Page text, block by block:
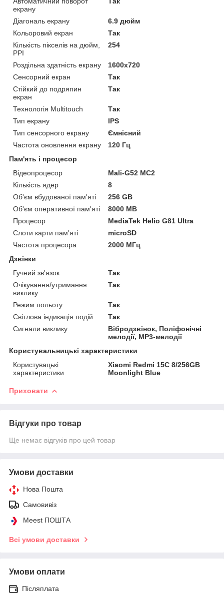
екрану
Діагональ екрану
6.9 дюйм
Кольоровий екран
Так
Кількість пікселів на дюйм,
PPI
254
Роздільна здатність екрану
1600x720
Сенсорний екран
Так
Стійкий до подряпин
екран
Так
Технологія Multitouch
Так
Тип екрану
IPS
Тип сенсорного екрану
Ємнісний
Частота оновлення екрану
120 Гц
Пам'ять і процесор
Відеопроцесор
Mali-G52 MC2
Кількість ядер
8
Об'єм вбудованої пам'яті
256 GB
Об'єм оперативної пам'яті
8000 MB
Процесор
MediaTek Helio G81 Ultra
Слоти карти пам'яті
microSD
Частота процесора
2000 МГц
Дзвінки
Гучний зв'язок
Так
Очікування/утримання
виклику
Так
Режим польоту
Так
Світлова індикація подій
Так
Сигнали виклику
Вібродзвінок, Поліфонічні
мелодії, MP3-мелодії
Користувальницькі характеристики
Користувацькі
характеристики
Xiaomi Redmi 15C 8/256GB
Moonlight Blue
Приховати
Відгуки про товар
Ще немає відгуків про цей товар
Умови доставки
Нова Пошта
Самовивіз
Meest ПОШТА
Всі умови доставки
Умови оплати
Післяплата